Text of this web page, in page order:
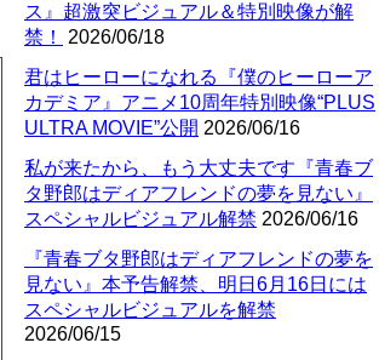
ス』超激突ビジュアル＆特別映像が解
禁！
2026/06/18
君はヒーローになれる『僕のヒーローア
カデミア』アニメ10周年特別映像“PLUS
ULTRA MOVIE”公開 2026/06/16
私が来たから、もう大丈夫です『青春ブ
タ野郎はディアフレンドの夢を見ない』
スペシャルビジュアル解禁 2026/06/16
『青春ブタ野郎はディアフレンドの夢を
見ない』本予告解禁、明日6月16日には
スペシャルビジュアルを解禁
2026/06/15